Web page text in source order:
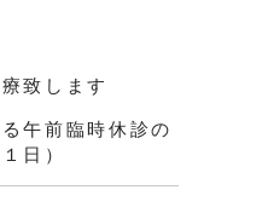
致します
午前臨時休診の
日）